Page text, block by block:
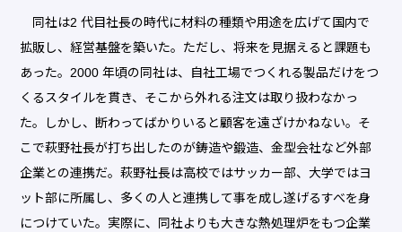
同社は2 代目社長の時代に材料の種類や用途を広げて国内で
拡販し、経営基盤を築いた。ただし、将来を見据えると課題も
あった。2000 年頃の同社は、自社工場でつくれる製品だけをつ
くるスタイルを貫き、そこから外れる注文は取り扱わなかっ
た。しかし、断わってばかりいると顧客を遠ざけかねない。そ
こで萩野社長が打ち出したのが鋳造や鍛造、金型会社など外部
企業との連携だ。萩野社長は高校ではサッカー部、大学ではヨ
ット部に所属し、多くの人と連携して事を成し遂げるすべを身
につけていた。実際に、同社よりも大きな熱処理炉をもつ企業